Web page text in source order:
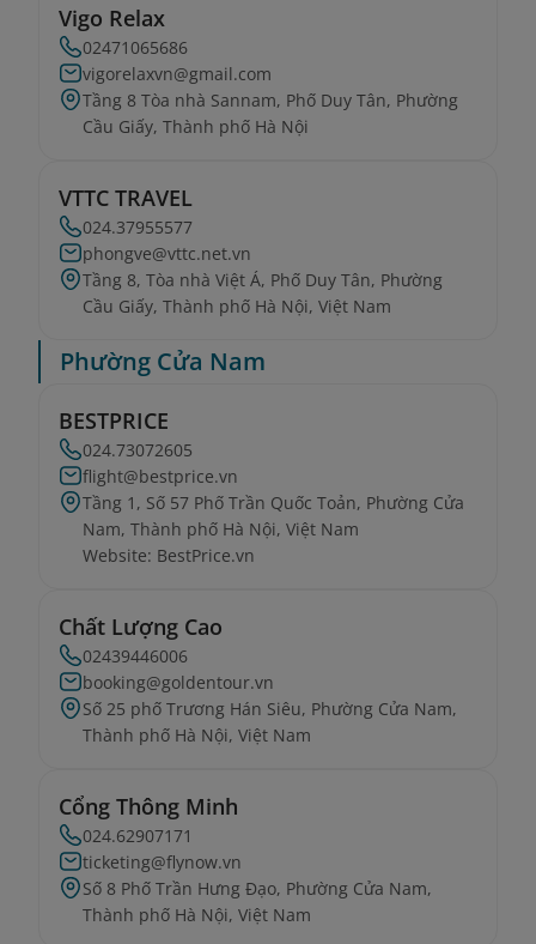
Vigo Relax
02471065686
vigorelaxvn@gmail.com
Tầng 8 Tòa nhà Sannam, Phố Duy Tân, Phường
Cầu Giấy, Thành phố Hà Nội
VTTC TRAVEL
024.37955577
phongve@vttc.net.vn
Tầng 8, Tòa nhà Việt Á, Phố Duy Tân, Phường
Cầu Giấy, Thành phố Hà Nội, Việt Nam
Phường Cửa Nam
BESTPRICE
024.73072605
flight@bestprice.vn
Tầng 1, Số 57 Phố Trần Quốc Toản, Phường Cửa
Nam, Thành phố Hà Nội, Việt Nam
Website: BestPrice.vn
Chất Lượng Cao
02439446006
booking@goldentour.vn
Số 25 phố Trương Hán Siêu, Phường Cửa Nam,
Thành phố Hà Nội, Việt Nam
Cổng Thông Minh
024.62907171
ticketing@flynow.vn
Số 8 Phố Trần Hưng Đạo, Phường Cửa Nam,
Thành phố Hà Nội, Việt Nam